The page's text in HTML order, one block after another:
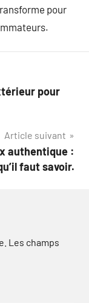
pour
pour
Article suivant
authentique :
faut savoir.
Les champs